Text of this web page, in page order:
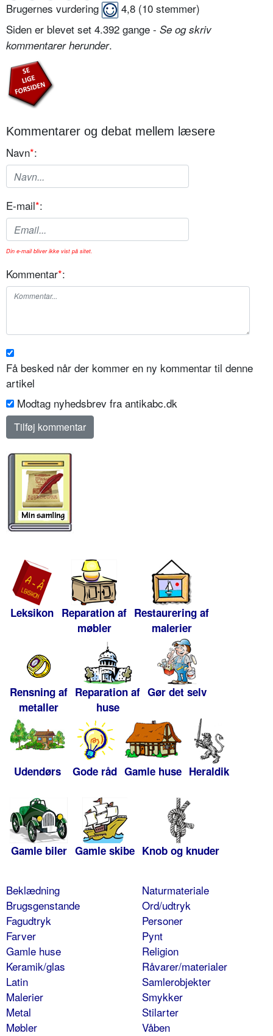
Brugernes vurdering 4,8 (10 stemmer)
Siden er blevet set 4.392 gange - Se og skriv
kommentarer herunder.
Kommentarer og debat mellem læsere
Navn*:
E-mail*:
Din e-mail bliver ikke vist på sitet.
Kommentar*:
Få besked når der kommer en ny kommentar til denne
artikel
Modtag nyhedsbrev fra antikabc.dk
Leksikon Reparation af
møbler
Restaurering af
malerier
Rensning af
metaller
Reparation af
huse
Gør det selv
Udendørs Gode råd Gamle huse Heraldik
Gamle biler Gamle skibe Knob og knuder
Beklædning
Brugsgenstande
Fagudtryk
Farver
Gamle huse
Keramik/glas
Latin
Malerier
Metal
Møbler
Naturmateriale
Ord/udtryk
Personer
Pynt
Religion
Råvarer/materialer
Samlerobjekter
Smykker
Stilarter
Våben